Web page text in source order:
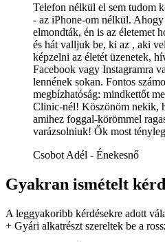
Telefon nélkül el sem tudom
- az iPhone-om nélkül.
elmondták, én is az életemet
és hát valljuk be, ki az , aki
képzelni az életét üzenetek,
Facebook vagy Instagramra
lennének sokan. Fontos
megbízhatóság: mindkettőt
Clinic-nél! Köszönöm nekik,
amihez foggal-körömmel
varázsolniuk! Ők most
Csobot Adél - Énekesnő
Gyakran ismételt
A leggyakoribb kérdésekre adott
+ Gyári alkatrészt szereltek be a